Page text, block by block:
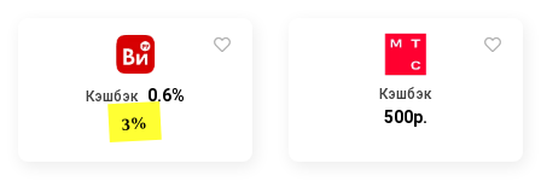
Кэшбэк 0.6%
3%
Кэшбэк
500р.